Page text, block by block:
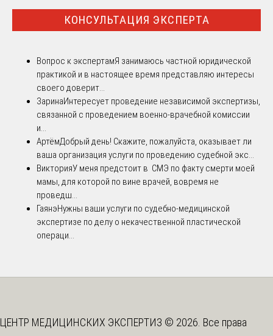
КОНСУЛЬТАЦИЯ ЭКСПЕРТА
Вопрос к экспертамЯ занимаюсь частной юридической
практикой и в настоящее время представляю интересы
своего доверит...
ЗаринаИнтересует проведение независимой экспертизы,
связанной с проведением военно-врачебной комиссии
и...
АртёмДобрый день! Скажите, пожалуйста, оказывает ли
ваша организация услуги по проведению судебной экс...
ВикторияУ меня предстоит в СМЭ по факту смерти моей
мамы, для которой по вине врачей, вовремя не
проведш...
ГаянэНужны ваши услуги по судебно-медицинской
экспертизе по делу о некачественной пластической
операци...
ЦЕНТР МЕДИЦИНСКИХ ЭКСПЕРТИЗ © 2026. Все права